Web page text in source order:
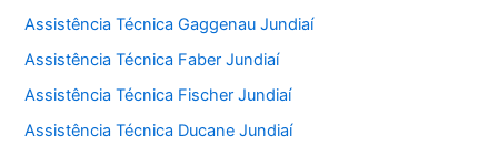
Assistência Técnica Gaggenau Jundiaí
Assistência Técnica Faber Jundiaí
Assistência Técnica Fischer Jundiaí
Assistência Técnica Ducane Jundiaí